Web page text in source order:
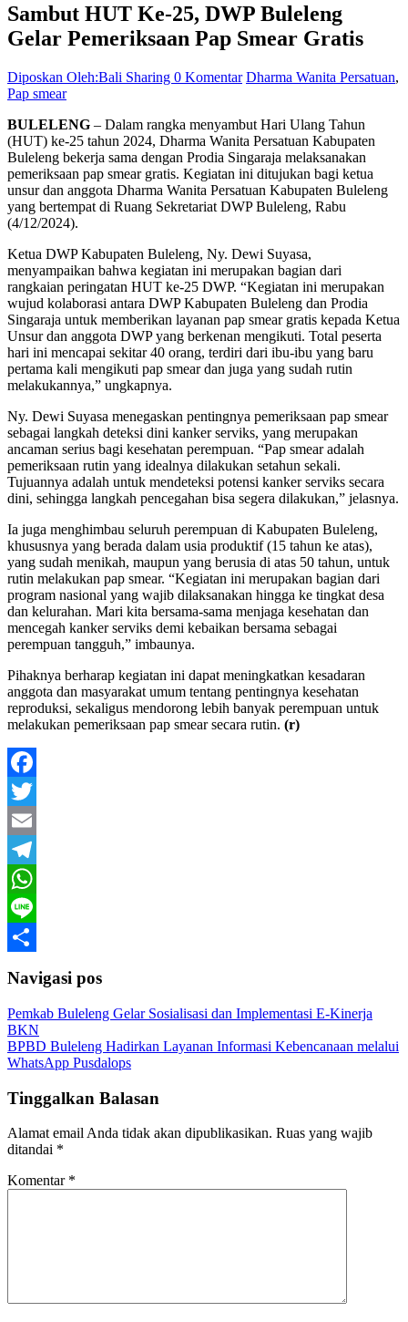
Sambut HUT Ke-25, DWP Buleleng
Gelar Pemeriksaan Pap Smear Gratis
Diposkan Oleh:Bali Sharing 0 Komentar Dharma Wanita Persatuan,
Pap smear
BULELENG – Dalam rangka menyambut Hari Ulang Tahun
(HUT) ke-25 tahun 2024, Dharma Wanita Persatuan Kabupaten
Buleleng bekerja sama dengan Prodia Singaraja melaksanakan
pemeriksaan pap smear gratis. Kegiatan ini ditujukan bagi ketua
unsur dan anggota Dharma Wanita Persatuan Kabupaten Buleleng
yang bertempat di Ruang Sekretariat DWP Buleleng, Rabu
(4/12/2024).
Ketua DWP Kabupaten Buleleng, Ny. Dewi Suyasa,
menyampaikan bahwa kegiatan ini merupakan bagian dari
rangkaian peringatan HUT ke-25 DWP. “Kegiatan ini merupakan
wujud kolaborasi antara DWP Kabupaten Buleleng dan Prodia
Singaraja untuk memberikan layanan pap smear gratis kepada Ketua
Unsur dan anggota DWP yang berkenan mengikuti. Total peserta
hari ini mencapai sekitar 40 orang, terdiri dari ibu-ibu yang baru
pertama kali mengikuti pap smear dan juga yang sudah rutin
melakukannya,” ungkapnya.
Ny. Dewi Suyasa menegaskan pentingnya pemeriksaan pap smear
sebagai langkah deteksi dini kanker serviks, yang merupakan
ancaman serius bagi kesehatan perempuan. “Pap smear adalah
pemeriksaan rutin yang idealnya dilakukan setahun sekali.
Tujuannya adalah untuk mendeteksi potensi kanker serviks secara
dini, sehingga langkah pencegahan bisa segera dilakukan,” jelasnya.
Ia juga menghimbau seluruh perempuan di Kabupaten Buleleng,
khususnya yang berada dalam usia produktif (15 tahun ke atas),
yang sudah menikah, maupun yang berusia di atas 50 tahun, untuk
rutin melakukan pap smear. “Kegiatan ini merupakan bagian dari
program nasional yang wajib dilaksanakan hingga ke tingkat desa
dan kelurahan. Mari kita bersama-sama menjaga kesehatan dan
mencegah kanker serviks demi kebaikan bersama sebagai
perempuan tangguh,” imbaunya.
Pihaknya berharap kegiatan ini dapat meningkatkan kesadaran
anggota dan masyarakat umum tentang pentingnya kesehatan
reproduksi, sekaligus mendorong lebih banyak perempuan untuk
melakukan pemeriksaan pap smear secara rutin. (r)
Facebook
Twitter
Email
Telegram
WhatsApp
Line
Navigasi pos
Pemkab Buleleng Gelar Sosialisasi dan Implementasi E-Kinerja
BKN
BPBD Buleleng Hadirkan Layanan Informasi Kebencanaan melalui
WhatsApp Pusdalops
Tinggalkan Balasan
Alamat email Anda tidak akan dipublikasikan. Ruas yang wajib
ditandai *
Komentar *